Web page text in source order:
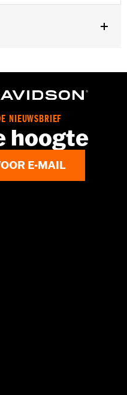
,Touchscreen compatibel
– Ga naarwww.h-
NIEUWSBRIEF
hoogte
E-MAIL